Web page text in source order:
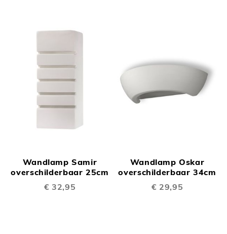
Wandlamp Samir
overschilderbaar 25cm
€ 32,95
Wandlamp Oskar
overschilderbaar 34cm
€ 29,95